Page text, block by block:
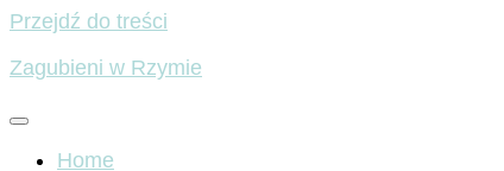
Przejdź do treści
Zagubieni w Rzymie
Home